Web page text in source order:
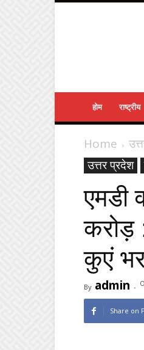
होम राष्ट्रीय
Home
उत्तर प्रदेश
एमडी
करोड़
कुएं
By admin -
Share on